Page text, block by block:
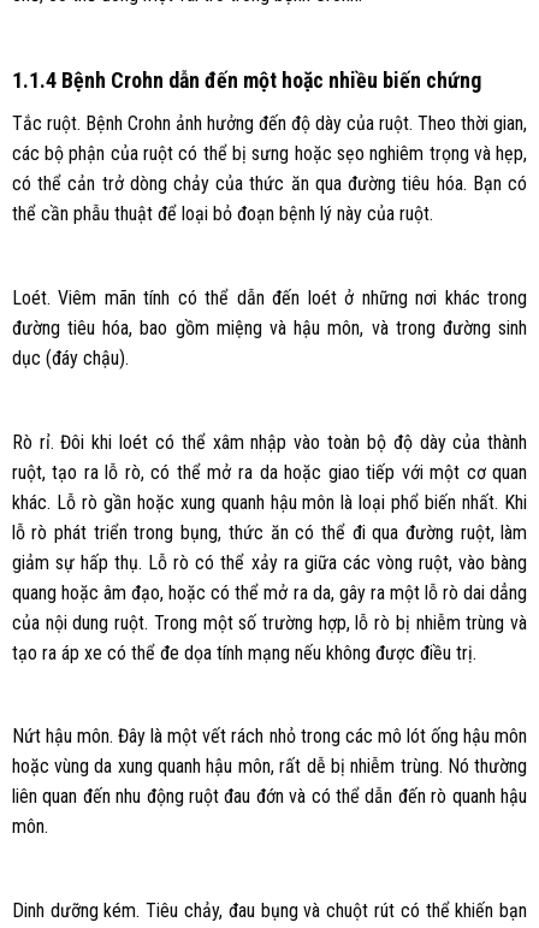
1.1.4 Bệnh Crohn dẫn đến một hoặc nhiều biến chứng
Tắc ruột. Bệnh Crohn ảnh hưởng đến độ dày của ruột. Theo thời gian,
các bộ phận của ruột có thể bị sưng hoặc sẹo nghiêm trọng và hẹp,
có thể cản trở dòng chảy của thức ăn qua đường tiêu hóa. Bạn có
thể cần phẫu thuật để loại bỏ đoạn bệnh lý này của ruột.
Loét. Viêm mãn tính có thể dẫn đến loét ở những nơi khác trong
đường tiêu hóa, bao gồm miệng và hậu môn, và trong đường sinh
dục (đáy chậu).
Rò rỉ. Đôi khi loét có thể xâm nhập vào toàn bộ độ dày của thành
ruột, tạo ra lỗ rò, có thể mở ra da hoặc giao tiếp với một cơ quan
khác. Lỗ rò gần hoặc xung quanh hậu môn là loại phổ biến nhất. Khi
lỗ rò phát triển trong bụng, thức ăn có thể đi qua đường ruột, làm
giảm sự hấp thụ. Lỗ rò có thể xảy ra giữa các vòng ruột, vào bàng
quang hoặc âm đạo, hoặc có thể mở ra da, gây ra một lỗ rò dai dẳng
của nội dung ruột. Trong một số trường hợp, lỗ rò bị nhiễm trùng và
tạo ra áp xe có thể đe dọa tính mạng nếu không được điều trị.
Nứt hậu môn. Đây là một vết rách nhỏ trong các mô lót ống hậu môn
hoặc vùng da xung quanh hậu môn, rất dễ bị nhiễm trùng. Nó thường
liên quan đến nhu động ruột đau đớn và có thể dẫn đến rò quanh hậu
môn.
Dinh dưỡng kém. Tiêu chảy, đau bụng và chuột rút có thể khiến bạn